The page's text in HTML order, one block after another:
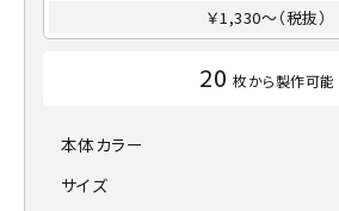
￥1,330～（税抜）
20 枚から製作可能
本体カラー
サイズ